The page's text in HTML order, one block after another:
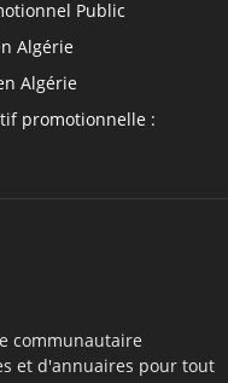
Public
Algérie
Algérie
promotionnelle :
communautaire
et d'annuaires pour tout